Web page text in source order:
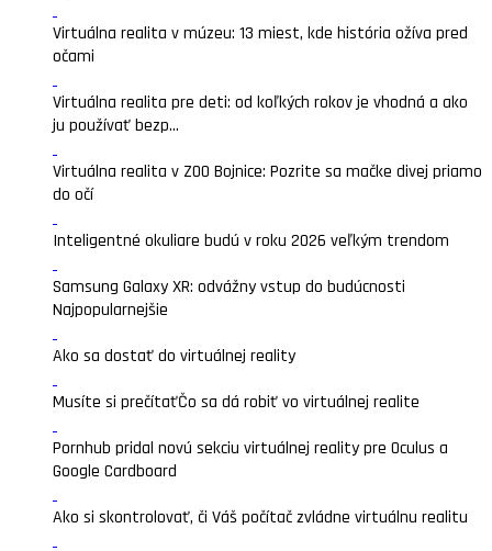
Virtuálna realita v múzeu: 13 miest, kde história ožíva pred
očami
Virtuálna realita pre deti: od koľkých rokov je vhodná a ako
ju používať bezp...
Virtuálna realita v ZOO Bojnice: Pozrite sa mačke divej priamo
do očí
Inteligentné okuliare budú v roku 2026 veľkým trendom
Samsung Galaxy XR: odvážny vstup do budúcnosti
Najpopularnejšie
Ako sa dostať do virtuálnej reality
Musíte si prečítaťČo sa dá robiť vo virtuálnej realite
Pornhub pridal novú sekciu virtuálnej reality pre Oculus a
Google Cardboard
Ako si skontrolovať, či Váš počítač zvládne virtuálnu realitu